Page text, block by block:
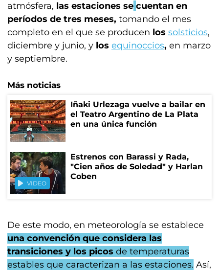
atmósfera, las estaciones se cuentan en
períodos de tres meses, tomando el mes
completo en el que se producen los solsticios,
diciembre y junio, y los equinoccios, en marzo
y septiembre.
Más noticias
Iñaki Urlezaga vuelve a bailar en
el Teatro Argentino de La Plata
en una única función
VIDEO
Estrenos con Barassi y Rada,
"Cien años de Soledad" y Harlan
Coben
De este modo, en meteorología se establece
una convención que considera las
transiciones y los picos de temperaturas
estables que caracterizan a las estaciones. Así,